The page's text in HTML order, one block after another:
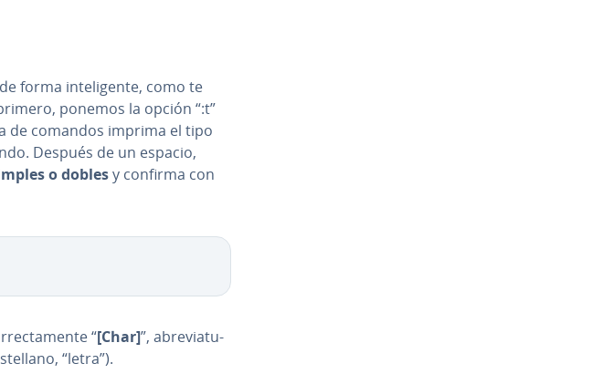
forma in­te­li­ge­n­te, como te
ponemos la opción “:t”
de comandos imprima el tipo
Después de un espacio,
o doblesy confirma con
“[Char]”, abre­via­tu­
“letra”).